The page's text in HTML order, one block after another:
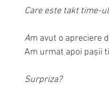
Care este takt time-
Am avut o apreciere
Am urmat apoi pașii
Surpriza?